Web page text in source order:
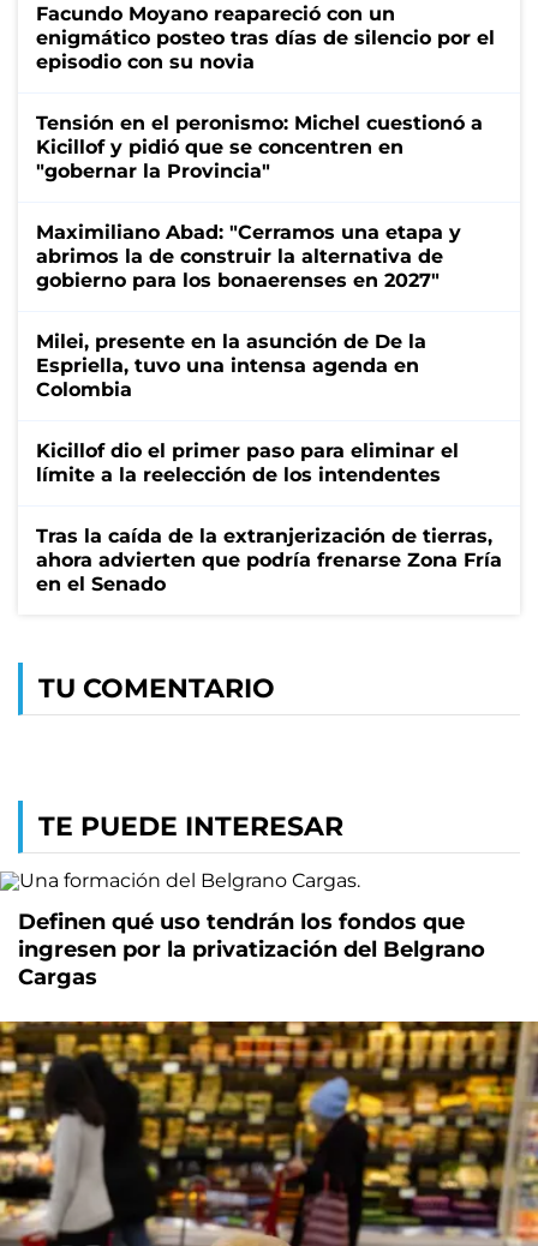
Facundo Moyano reapareció con un
enigmático posteo tras días de silencio por el
episodio con su novia
Tensión en el peronismo: Michel cuestionó a
Kicillof y pidió que se concentren en
"gobernar la Provincia"
Maximiliano Abad: "Cerramos una etapa y
abrimos la de construir la alternativa de
gobierno para los bonaerenses en 2027"
Milei, presente en la asunción de De la
Espriella, tuvo una intensa agenda en
Colombia
Kicillof dio el primer paso para eliminar el
límite a la reelección de los intendentes
Tras la caída de la extranjerización de tierras,
ahora advierten que podría frenarse Zona Fría
en el Senado
TU COMENTARIO
TE PUEDE INTERESAR
Definen qué uso tendrán los fondos que
ingresen por la privatización del Belgrano
Cargas